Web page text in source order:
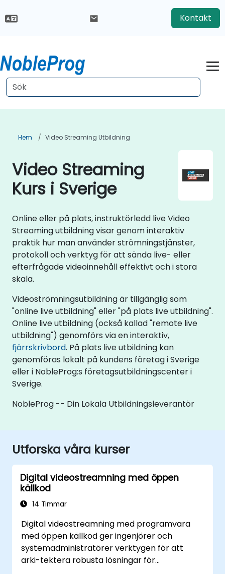
Kontakt
Hem Video Streaming Utbildning
Video Streaming
Kurs i Sverige
Online eller på plats, instruktörledd live Video
Streaming utbildning visar genom interaktiv
praktik hur man använder strömningstjänster,
protokoll och verktyg för att sända live- eller
efterfrågade videoinnehåll effektivt och i stora
skala.
Videoströmningsutbildning är tillgänglig som
"online live utbildning" eller "på plats live utbildning".
Online live utbildning (också kallad "remote live
utbildning") genomförs via en interaktiv,
fjärrskrivbord. På plats live utbildning kan
genomföras lokalt på kundens företag i Sverige
eller i NobleProg:s företagsutbildningscenter i
Sverige.
NobleProg -- Din Lokala Utbildningsleverantör
Utforska våra kurser
Digital videostreamning med öppen
källkod
14 Timmar
Digital videostreamning med programvara
med öppen källkod ger ingenjörer och
systemadministratörer verktygen för att
arki-tektera robusta lösningar för